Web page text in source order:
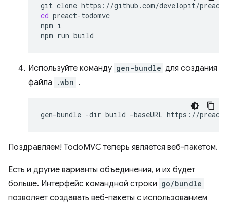
git clone
cd preact-todomvc
npm i
npm run
Используйте команду gen-bundle для создания
файла
.wbn .
gen-bundle -dir build -baseURL https://preact-
Поздравляем! TodoMVC теперь является веб-пакетом.
Есть и другие варианты объединения, и их будет
больше. Интерфейс командной строки go/bundle
позволяет создавать веб-пакеты с использованием